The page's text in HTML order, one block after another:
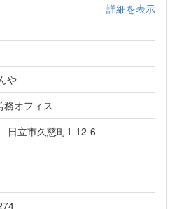
詳細を表示
や
務オフィス
立市久慈町1-12-6